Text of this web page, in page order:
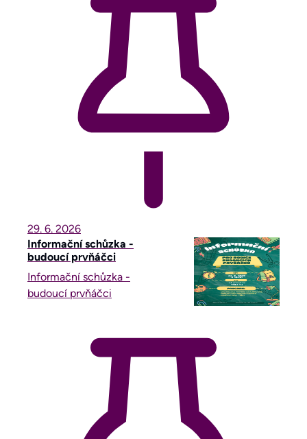
29. 6. 2026
Informační schůzka -
budoucí prvňáčci
Informační schůzka -
budoucí prvňáčci